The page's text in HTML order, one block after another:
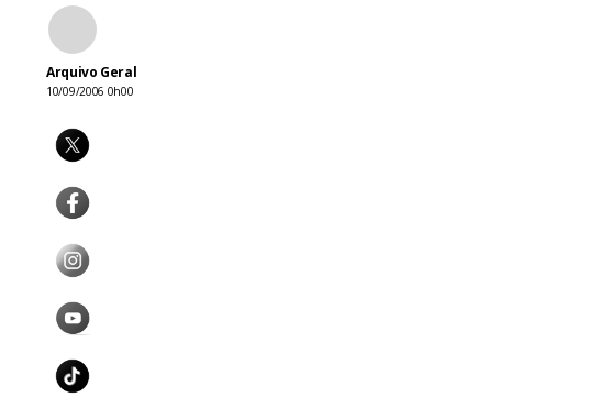
Arquivo Geral
10/09/2006 0h00